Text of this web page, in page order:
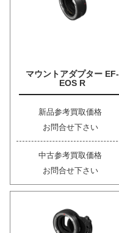
マウントアダプター EF-
EOS R
新品参考買取価格
お問合せ下さい
中古参考買取価格
お問合せ下さい